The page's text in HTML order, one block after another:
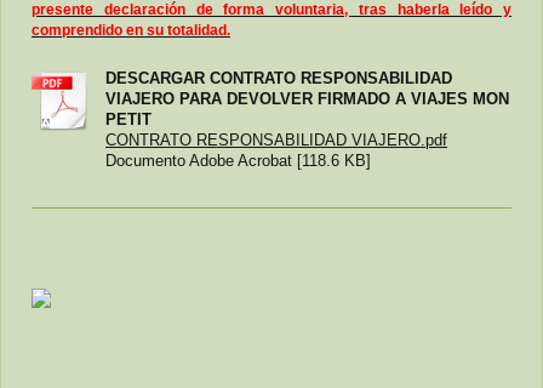
presente declaración de forma voluntaria, tras haberla leído y
comprendido en su totalidad.
DESCARGAR CONTRATO RESPONSABILIDAD
VIAJERO PARA DEVOLVER FIRMADO A VIAJES MON
PETIT
CONTRATO RESPONSABILIDAD VIAJERO.pdf
Documento Adobe Acrobat [118.6 KB]